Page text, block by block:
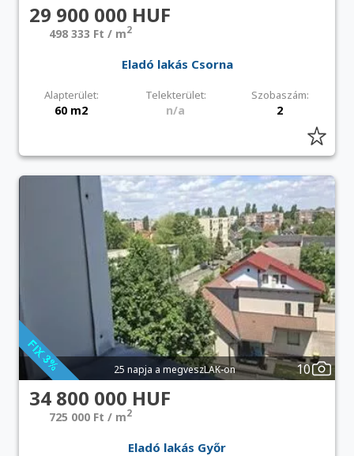
29 900 000 HUF
498 333 Ft / m2
Eladó lakás Csorna
Alapterület: Telekterület: Szobaszám:
60 m2 n/a 2
25 napja a megveszLAK-on 10
34 800 000 HUF
725 000 Ft / m2
Eladó lakás Győr